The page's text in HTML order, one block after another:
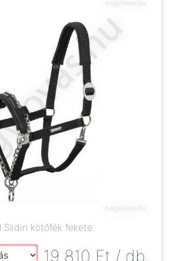
Slidin kötőfék fekete
19 810 Ft / db